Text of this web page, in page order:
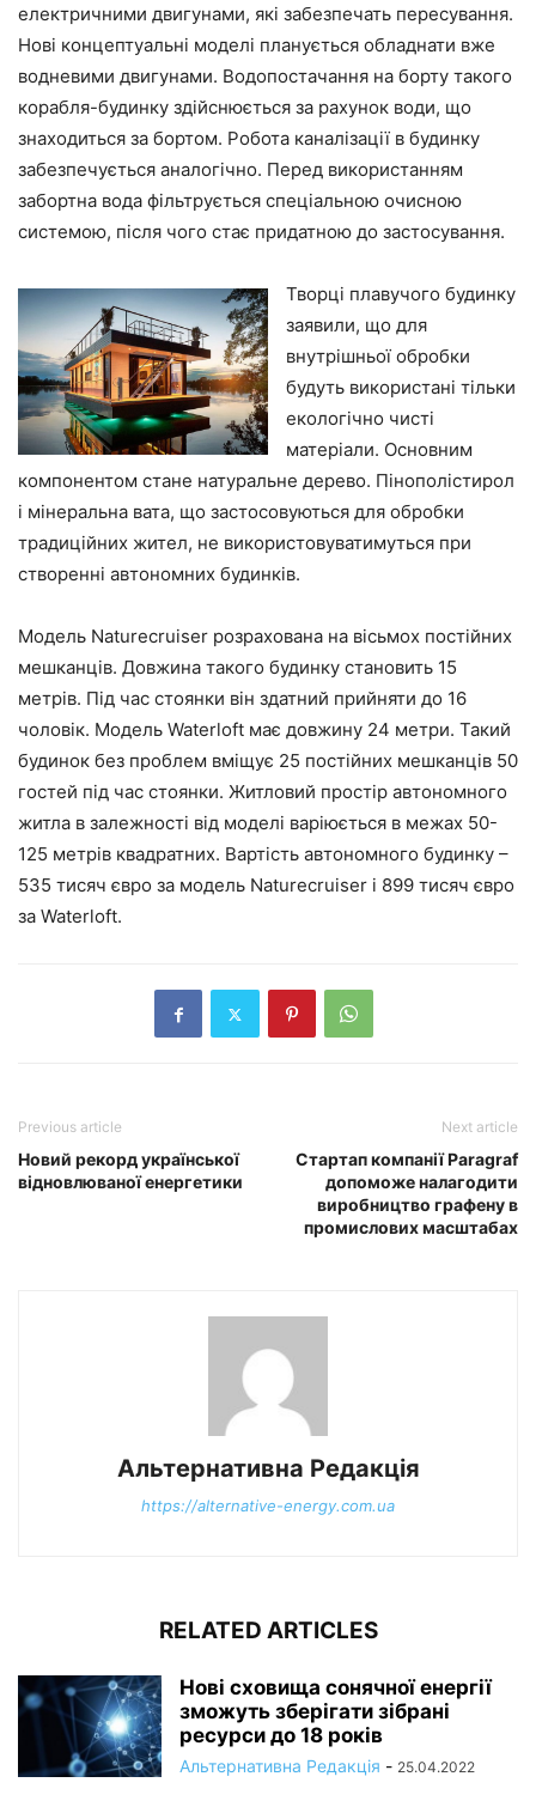
електричними двигунами, які забезпечать пересування.
Нові концептуальні моделі планується обладнати вже
водневими двигунами. Водопостачання на борту такого
корабля-будинку здійснюється за рахунок води, що
знаходиться за бортом. Робота каналізації в будинку
забезпечується аналогічно. Перед використанням
забортна вода фільтрується спеціальною очисною
системою, після чого стає придатною до застосування.
Творці плавучого будинку
заявили, що для
внутрішньої обробки
будуть використані тільки
екологічно чисті
матеріали. Основним
компонентом стане натуральне дерево. Пінополістирол
і мінеральна вата, що застосовуються для обробки
традиційних жител, не використовуватимуться при
створенні автономних будинків.
Модель Naturecruiser розрахована на вісьмох постійних
мешканців. Довжина такого будинку становить 15
метрів. Під час стоянки він здатний прийняти до 16
чоловік. Модель Waterloft має довжину 24 метри. Такий
будинок без проблем вміщує 25 постійних мешканців 50
гостей під час стоянки. Житловий простір автономного
житла в залежності від моделі варіюється в межах 50-
125 метрів квадратних. Вартість автономного будинку –
535 тисяч євро за модель Naturecruiser і 899 тисяч євро
за Waterloft.
Previous article
Новий рекорд української
відновлюваної енергетики
Next article
Стартап компанії Paragraf
допоможе налагодити
виробництво графену в
промислових масштабах
Альтернативна Редакція
https://alternative-energy.com.ua
RELATED ARTICLES
Нові сховища сонячної енергії
зможуть зберігати зібрані
ресурси до 18 років
Альтернативна Редакція - 25.04.2022